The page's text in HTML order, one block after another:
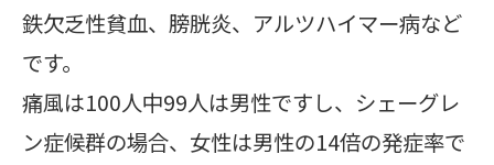
鉄欠乏性貧血、膀胱炎、アルツハイマー病など
です。
痛風は100人中99人は男性ですし、シェーグレ
ン症候群の場合、女性は男性の14倍の発症率で